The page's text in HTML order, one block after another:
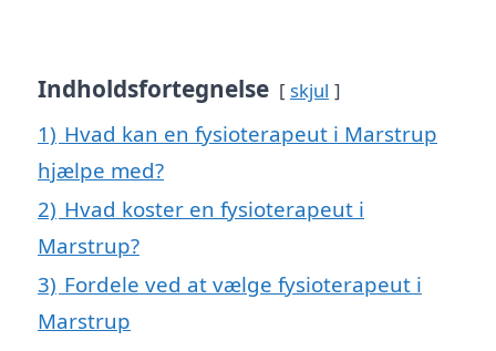
Indholdsfortegnelse skjul
1) Hvad kan en fysioterapeut i Marstrup
hjælpe med?
2) Hvad koster en fysioterapeut i
Marstrup?
3) Fordele ved at vælge fysioterapeut i
Marstrup